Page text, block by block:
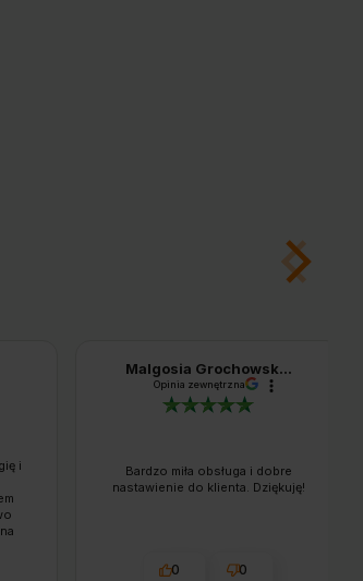
i
Malgosia Grochowsk...
Opinia zewnętrzna
Bardzo miła obsługa i dobre
nastawienie do klienta. Dziękuję!
0 0